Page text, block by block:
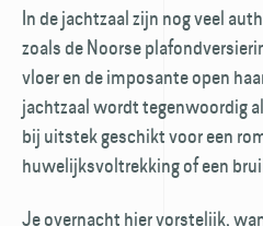
In de jachtzaal zijn nog veel
zoals de Noorse
vloer en de imposante open
jachtzaal wordt tegenwoordig
bij uitstek geschikt voor een
huwelijksvoltrekking of een
Je overnacht hier vorstelijk,